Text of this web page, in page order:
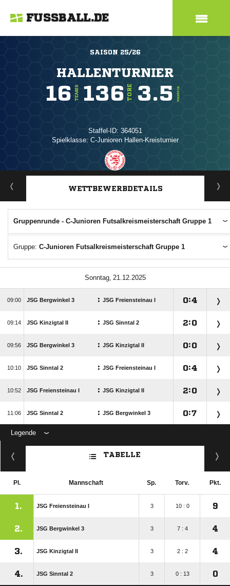
FUSSBALL.DE
SAISON 25/26
HALLENTURNIER
16 TEAMS 136 TORE 3.5 TORE/SPIEL
Staffel-ID: 364051
Spielklasse: C-Junioren Hallen-Kreisturnier
ANZEIGE
WETTBEWERBDETAILS
Gruppenrunde - C-Junioren Futsalkreismeisterschaft Gruppe 1
Gruppe: C-Junioren Futsalkreismeisterschaft Gruppe 1
 
 JSG Bergwinkel 3 : JSG Freiensteinau I :
 JSG Kinzigtal II : JSG Sinntal 2 :
 JSG Bergwinkel 3 : JSG Kinzigtal II :
 JSG Sinntal 2 : JSG Freiensteinau I :
 JSG Freiensteinau I : JSG Kinzigtal II :
 JSG Sinntal 2 : JSG Bergwinkel 3 :
Legende
ANZEIGE
TABELLE
Pl. Mannschaft Sp. Torv. Pkt.
1. JSG Freiensteinau I 3 10 : 0 9
2. JSG Bergwinkel 3 3 7 : 4 4
3. JSG Kinzigtal II 3 2 : 2 4
4. JSG Sinntal 2 3 0 : 13 0